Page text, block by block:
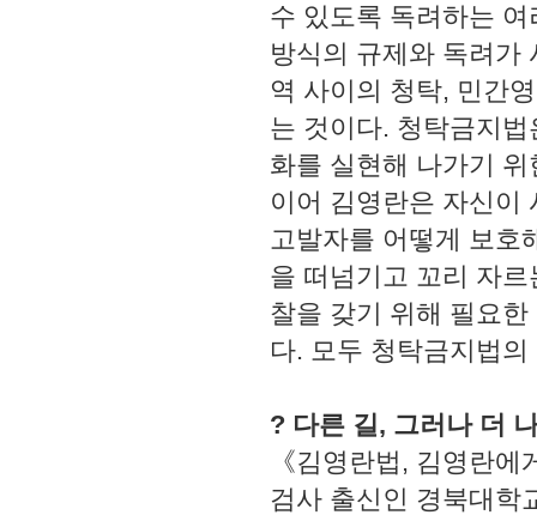
수 있도록 독려하는
방식의 규제와 독려가
역 사이의 청탁, 민간
는 것이다. 청탁금지
화를 실현해 나가기
이어 김영란은 자신이
고발자를 어떻게 보호
을 떠넘기고 꼬리 자
찰을 갖기 위해 필요
다. 모두 청탁금지법
? 다른 길, 그러나 더
《김영란법, 김영란
검사 출신인 경북대학